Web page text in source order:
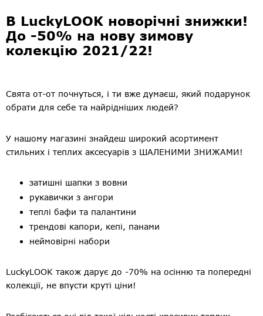
В LuckyLOOK новорічні знижки!
До -50% на нову зимову
колекцію 2021/22!
Свята от-от почнуться, і ти вже думаєш, який подарунок
обрати для себе та найрідніших людей?
У нашому магазині знайдеш широкий асортимент
стильних і теплих аксесуарів з ШАЛЕНИМИ ЗНИЖАМИ!
затишні шапки з вовни
рукавички з ангори
теплі бафи та палантини
трендові капори, кепі, панами
неймовірні набори
LuckyLOOK також дарує до -70% на осінню та попередні
колекції, не впусти круті ціни!